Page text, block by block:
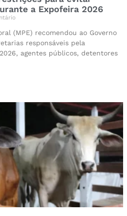
a Expofeira 2026
(MPE) recomendou ao Governo
responsáveis pela
agentes públicos, detentores